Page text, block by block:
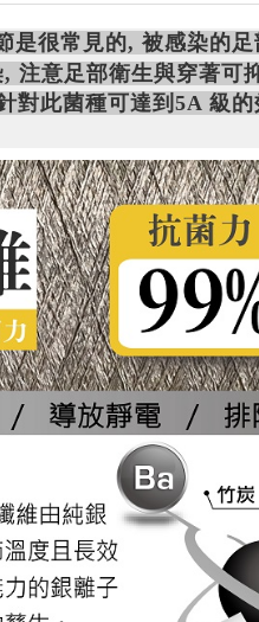
是很常見的, 被感染的
注意足部衛生與穿著可
此菌種可達到5A 級